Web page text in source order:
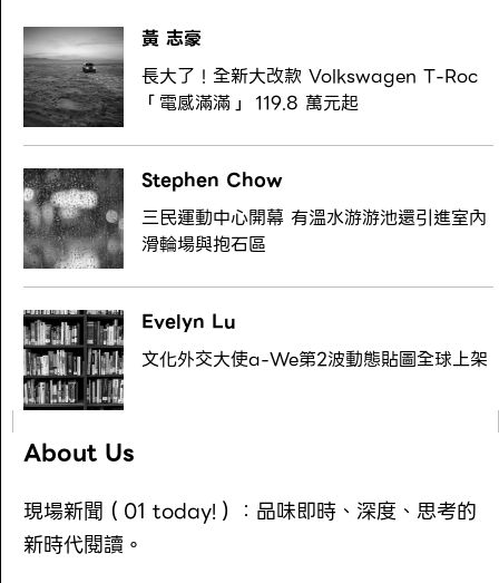
黃 志豪
長大了！全新大改款 Volkswagen T-Roc
「電感滿滿」 119.8 萬元起
Stephen Chow
三民運動中心開幕 有溫水游游池還引進室內
滑輪場與抱石區
Evelyn Lu
文化外交大使a-We第2波動態貼圖全球上架
About Us
現場新聞（01 today!）：品味即時、深度、思考的
新時代閱讀。